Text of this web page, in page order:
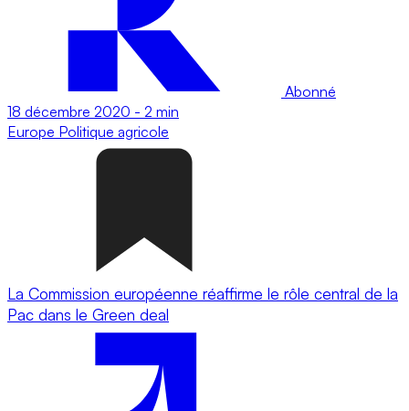
Abonné
18 décembre 2020 - 2 min
Europe Politique agricole
La Commission européenne réaffirme le rôle central de la
Pac dans le Green deal